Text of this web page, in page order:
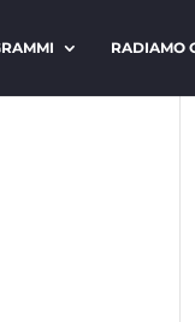
RADIAMO